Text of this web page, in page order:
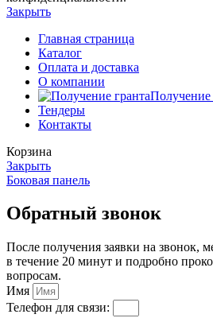
Закрыть
Главная страница
Каталог
Оплата и доставка
О компании
Получение
Тендеры
Контакты
Корзина
Закрыть
Боковая панель
Обратный звонок
После получения заявки на звонок,
в течение 20 минут и подробно
вопросам.
Имя
Телефон для связи: